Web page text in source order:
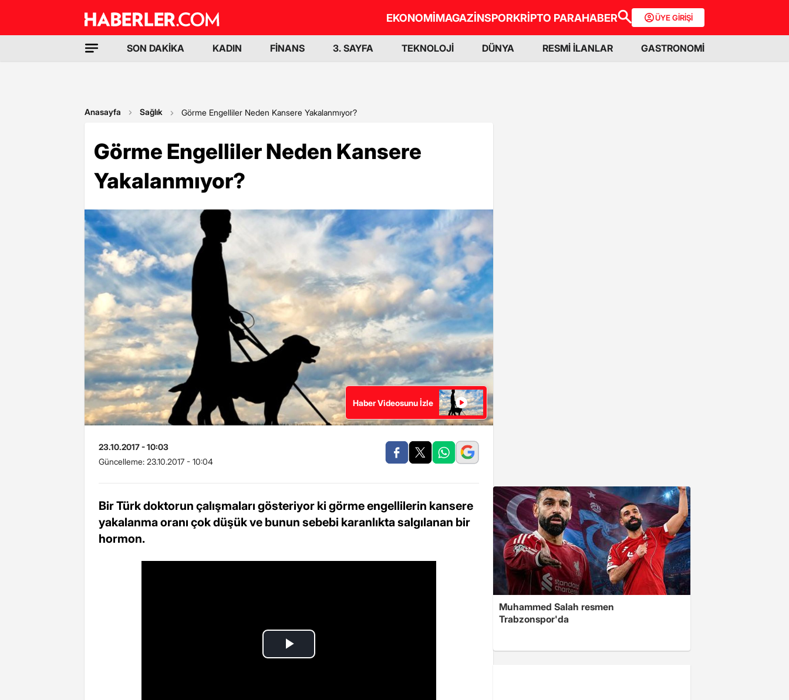
EKONOMİMAGAZİNSPORKRİPTO PARAHABER ÜYE GİRİŞİ
SON DAKİKA KADIN FİNANS 3. SAYFA TEKNOLOJİ DÜNYA RESMİ İLANLAR GASTRONOMİ
Anasayfa Sağlık Görme Engelliler Neden Kansere Yakalanmıyor?
Görme Engelliler Neden Kansere
Yakalanmıyor?
Haber Videosunu İzle
23.10.2017 - 10:03
Güncelleme: 23.10.2017 - 10:04
Bir Türk doktorun çalışmaları gösteriyor ki görme engellilerin kansere
yakalanma oranı çok düşük ve bunun sebebi karanlıkta salgılanan bir
hormon.
Muhammed Salah resmen
Trabzonspor'da